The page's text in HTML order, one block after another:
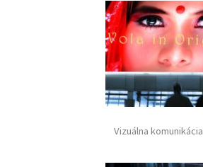
Vizuálna komunikácia